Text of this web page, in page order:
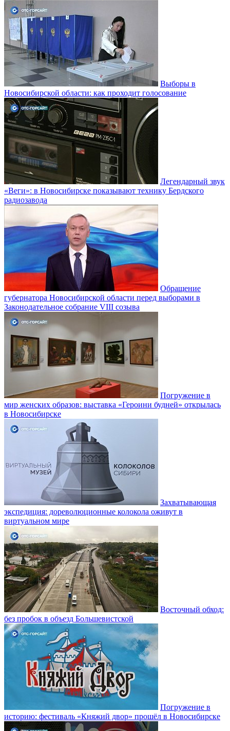
Выборы в
Новосибирской области: как проходит голосование
Легендарный звук
«Веги»: в Новосибирске показывают технику Бердского
радиозавода
Обращение
губернатора Новосибирской области перед выборами в
Законодательное собрание VIII созыва
Погружение в
мир женских образов: выставка «Героини будней» открылась
в Новосибирске
Захватывающая
экспедиция: дореволюционные колокола оживут в
виртуальном мире
Восточный обход:
без пробок в объезд Большевистской
Погружение в
историю: фестиваль «Княжий двор» прошёл в Новосибирске